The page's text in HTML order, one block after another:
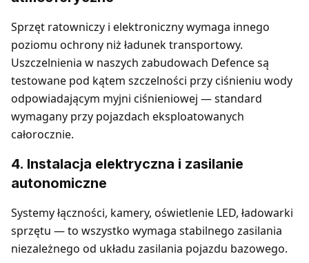
Sprzęt ratowniczy i elektroniczny wymaga innego
poziomu ochrony niż ładunek transportowy.
Uszczelnienia w naszych zabudowach Defence są
testowane pod kątem szczelności przy ciśnieniu wody
odpowiadającym myjni ciśnieniowej — standard
wymagany przy pojazdach eksploatowanych
całorocznie.
4. Instalacja elektryczna i zasilanie
autonomiczne
Systemy łączności, kamery, oświetlenie LED, ładowarki
sprzętu — to wszystko wymaga stabilnego zasilania
niezależnego od układu zasilania pojazdu bazowego.